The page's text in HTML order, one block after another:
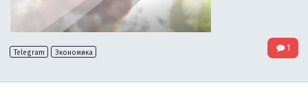
Telegram Экономика 1